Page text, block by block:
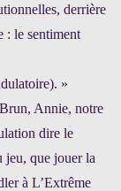
derrière
: le sentiment
»
Annie, notre
dire le
jeu, que jouer la
à L’Extrême